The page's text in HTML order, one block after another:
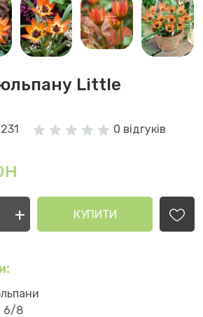
Little
0 відгуків
+ КУПИТИ
6/8